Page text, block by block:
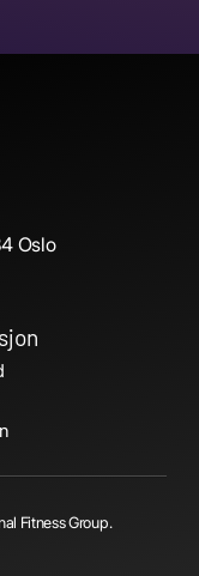
Oslo
Fitness Group.